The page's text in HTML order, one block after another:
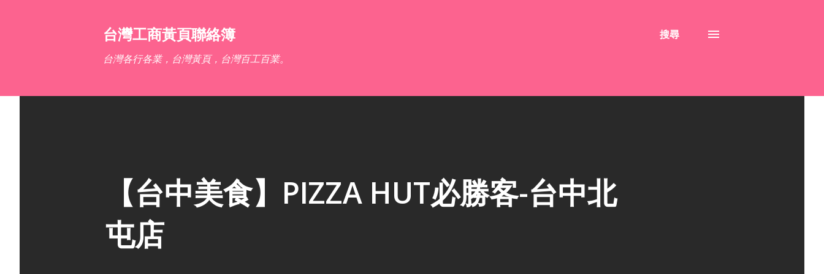
台灣工商黃頁聯絡簿
台灣各行各業，台灣黃頁，台灣百工百業。
搜尋
【台中美食】PIZZA HUT必勝客-台中北
屯店